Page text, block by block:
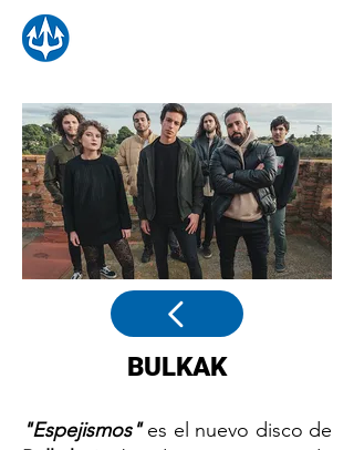
BULKAK
"Espejismos"es el nuevo disco de